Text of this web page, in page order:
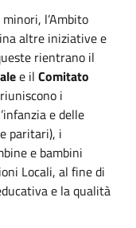
l’Ambito
altre iniziative e
rientrano il
e il Comitato
i
e delle
paritari), i
e bambini
Locali, al fine di
e la qualità